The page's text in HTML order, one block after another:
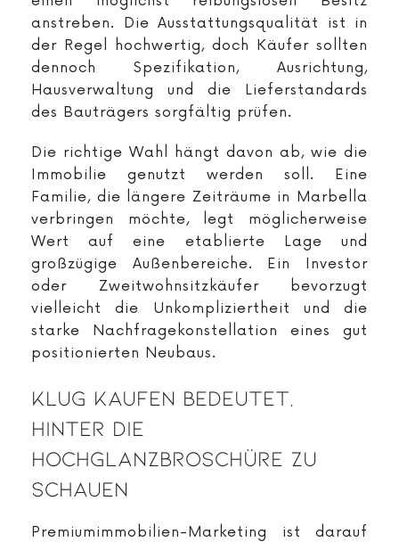
anstreben. Die Ausstattungsqualität ist in
der Regel hochwertig, doch Käufer sollten
dennoch Spezifikation, Ausrichtung,
Hausverwaltung und die Lieferstandards
des Bauträgers sorgfältig prüfen.
Die richtige Wahl hängt davon ab, wie die
Immobilie genutzt werden soll. Eine
Familie, die längere Zeiträume in Marbella
verbringen möchte, legt möglicherweise
Wert auf eine etablierte Lage und
großzügige Außenbereiche. Ein Investor
oder Zweitwohnsitzkäufer bevorzugt
vielleicht die Unkompliziertheit und die
starke Nachfragekonstellation eines gut
positionierten Neubaus.
Klug Kaufen Bedeutet,
Hinter Die
Hochglanzbroschüre Zu
Schauen
Premiumimmobilien-Marketing ist darauf